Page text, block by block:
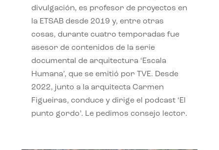
divulgación, es profesor de proyectos en
la ETSAB desde 2019 y, entre otras
cosas, durante cuatro temporadas fue
asesor de contenidos de la serie
documental de arquitectura ‘Escala
Humana’, que se emitió por TVE. Desde
2022, junto a la arquitecta Carmen
Figueiras, conduce y dirige el podcast ‘El
punto gordo’. Le pedimos consejo lector.